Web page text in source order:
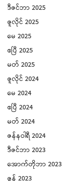
ဒီဇင်ဘာ 2025
ဇူလိုင် 2025
မေ 2025
ဧပြီ 2025
မတ် 2025
ဇူလိုင် 2024
မေ 2024
ဧပြီ 2024
မတ် 2024
ဇန်နဝါရီ 2024
ဒီဇင်ဘာ 2023
အောက်တိုဘာ 2023
ဇွန် 2023